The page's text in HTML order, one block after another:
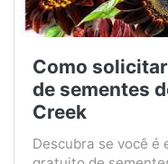
Como
de sementes
Creek
Descubra se você é